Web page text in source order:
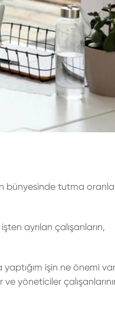
bünyesinde tutma
ayrılan çalışanların,
işin ne önemi
yöneticiler